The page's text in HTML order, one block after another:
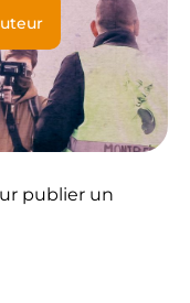
publier un